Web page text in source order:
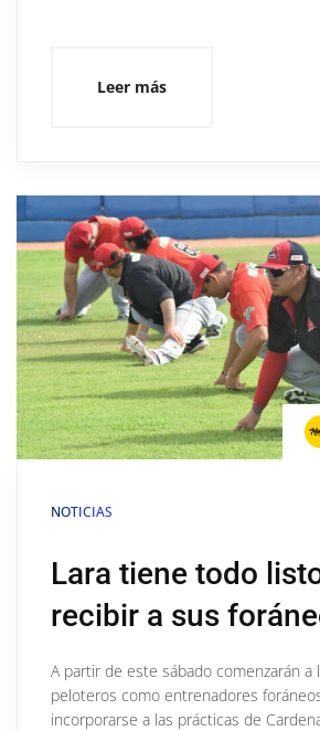
Leer más
NOTICIAS
Lara tiene todo
recibir a sus
A partir de este sábado comenzarán a
peloteros como entrenadores
incorporarse a las prácticas de